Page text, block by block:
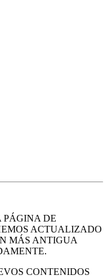
PÁGINA DE
ACTUALIZADO
MÁS ANTIGUA
CONTENIDOS